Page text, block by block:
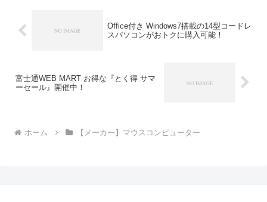
Office付き Windows7搭載の14型コードレ
スパソコンがおトクに購入可能！
富士通WEB MART お得な『とく得 サマ
ーセール』開催中！
ホーム 【メーカー】マウスコンピューター